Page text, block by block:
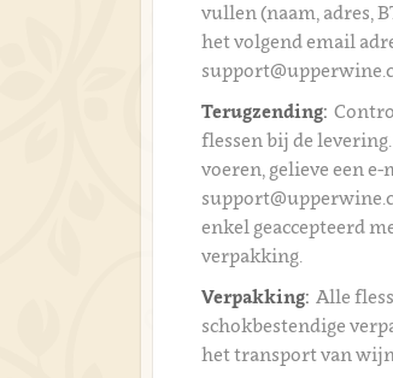
vullen (naam, adres,
het volgend email
Terugzending:
flessen bij de
voeren, gelieve een
enkel geaccepteerd
verpakking.
Verpakking: Alle
schokbestendige
het transport van wijn.